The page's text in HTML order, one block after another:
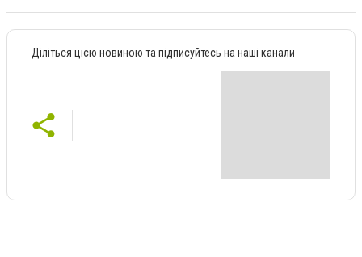
Діліться цією новиною та підписуйтесь на наші канали